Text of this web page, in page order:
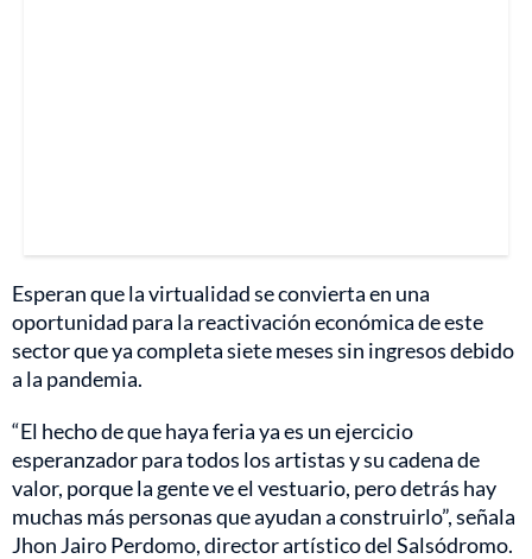
Esperan que la virtualidad se convierta en una
oportunidad para la reactivación económica de este
sector que ya completa siete meses sin ingresos debido
a la pandemia.
“El hecho de que haya feria ya es un ejercicio
esperanzador para todos los artistas y su cadena de
valor, porque la gente ve el vestuario, pero detrás hay
muchas más personas que ayudan a construirlo”, señala
Jhon Jairo Perdomo, director artístico del Salsódromo.